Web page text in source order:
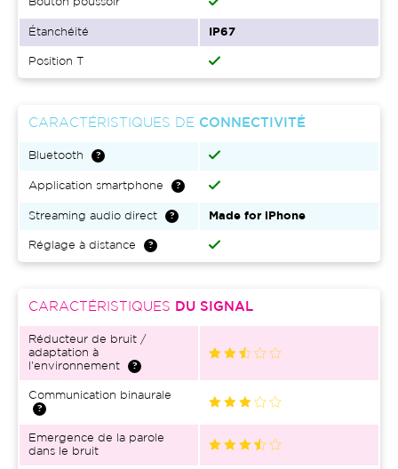
Bouton poussoir
Étanchéité IP67
Position T
CARACTÉRISTIQUES DE CONNECTIVITÉ
Bluetooth
Application smartphone
Streaming audio direct Made for iPhone
Réglage à distance
CARACTÉRISTIQUES DU SIGNAL
Réducteur de bruit /
adaptation à
l'environnement
Communication binaurale
Emergence de la parole
dans le bruit